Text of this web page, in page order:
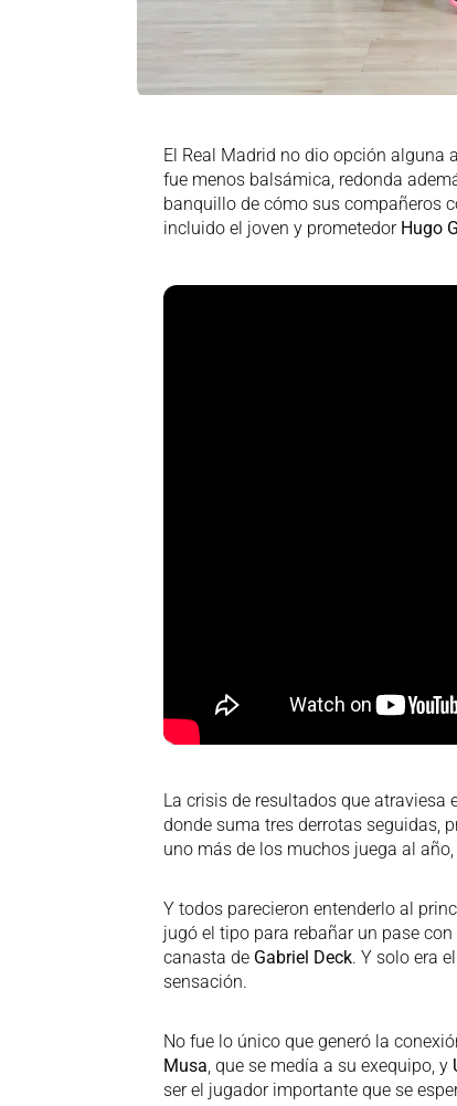
El Real Madrid no dio opción alguna
fue menos balsámica, redonda
banquillo de cómo sus compañeros
incluido el joven y prometedor Hugo
La crisis de resultados que atraviesa
donde suma tres derrotas seguidas,
uno más de los muchos juega al
Y todos parecieron entenderlo al
jugó el tipo para rebañar un pase
canasta de Gabriel Deck. Y solo era
sensación.
No fue lo único que generó la
Musa, que se medía a su exequipo, y
ser el jugador importante que se